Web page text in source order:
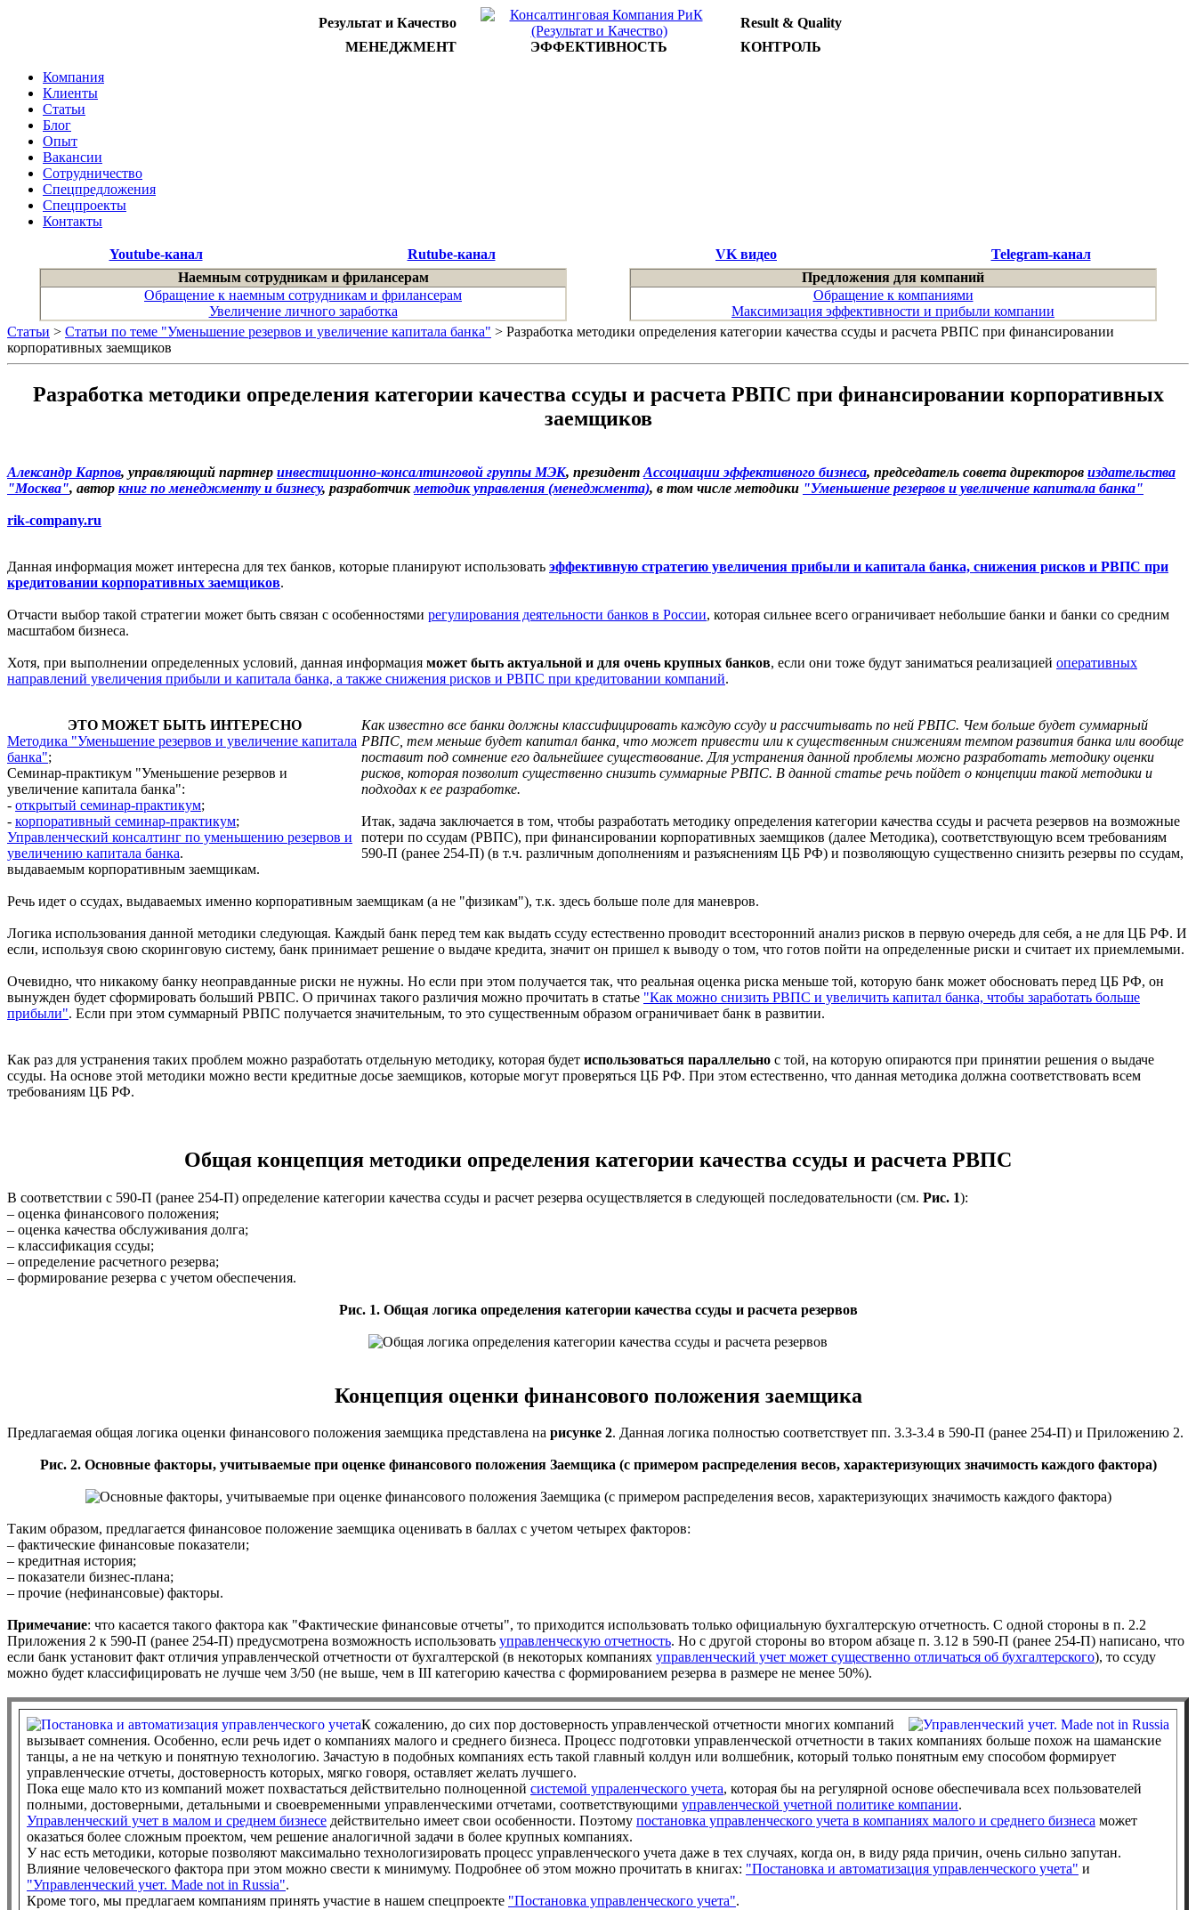
Результат и Качество
Result & Quality
МЕНЕДЖМЕНТ
ЭФФЕКТИВНОСТЬ
КОНТРОЛЬ
Компания
Клиенты
Статьи
Блог
Опыт
Вакансии
Сотрудничество
Спецпредложения
Спецпроекты
Контакты
Youtube-канал Rutube-канал VK видео
Telegram-канал
Наемным сотрудникам и фрилансерам
Обращение к наемным сотрудникам и фрилансерам
Увеличение личного заработка
Предложения для компаний
Обращение к компаниями
Максимизация эффективности и прибыли компании
Статьи > Статьи по теме "Уменьшение резервов и увеличение капитала банка" > Разработка методики определения категории качества ссуды и расчета РВПС при финансировании
корпоративных заемщиков
Разработка методики определения категории качества ссуды и расчета РВПС при финансировании корпоративных
заемщиков
Александр Карпов, управляющий партнер инвестиционно-консалтинговой группы МЭК, президент Ассоциации эффективного бизнеса, председатель совета директоров издательства
"Москва", автор книг по менеджменту и бизнесу, разработчикметодик управления (менеджмента), в том числе методики "Уменьшение резервов и увеличение капитала банка"
rik-company.ru
Данная информация может интересна для тех банков, которые планируют использовать эффективную стратегию увеличения прибыли и капитала банка, снижения рисков и РВПС при
кредитовании корпоративных заемщиков.
Отчасти выбор такой стратегии может быть связан с особенностями регулирования деятельности банков в России, которая сильнее всего ограничивает небольшие банки и банки со средним
масштабом бизнеса.
Хотя, при выполнении определенных условий, данная информация может быть актуальной и для очень крупных банков, если они тоже будут заниматься реализацией оперативных
направлений увеличения прибыли и капитала банка, а также снижения рисков и РВПС при кредитовании компаний.
ЭТО МОЖЕТ БЫТЬ ИНТЕРЕСНО
Методика "Уменьшение резервов и увеличение капитала
банка";
Семинар-практикум "Уменьшение резервов и
увеличение капитала банка":
- открытый семинар-практикум;
- корпоративный семинар-практикум;
Управленческий консалтинг по уменьшению резервов и
увеличению капитала банка.
Как известно все банки должны классифицировать каждую ссуду и рассчитывать по ней РВПС. Чем больше будет суммарный
РВПС, тем меньше будет капитал банка, что может привести или к существенным снижениям темпом развития банка или вообще
поставит под сомнение его дальнейшее существование. Для устранения данной проблемы можно разработать методику оценки
рисков, которая позволит существенно снизить суммарные РВПС. В данной статье речь пойдет о концепции такой методики и
подходах к ее разработке.
Итак, задача заключается в том, чтобы разработать методику определения категории качества ссуды и расчета резервов на возможные
потери по ссудам (РВПС), при финансировании корпоративных заемщиков (далее Методика), соответствующую всем требованиям
590-П (ранее 254-П) (в т.ч. различным дополнениям и разъяснениям ЦБ РФ) и позволяющую существенно снизить резервы по ссудам,
выдаваемым корпоративным заемщикам.
Речь идет о ссудах, выдаваемых именно корпоративным заемщикам (а не "физикам"), т.к. здесь больше поле для маневров.
Логика использования данной методики следующая. Каждый банк перед тем как выдать ссуду естественно проводит всесторонний анализ рисков в первую очередь для себя, а не для ЦБ РФ. И
если, используя свою скоринговую систему, банк принимает решение о выдаче кредита, значит он пришел к выводу о том, что готов пойти на определенные риски и считает их приемлемыми.
Очевидно, что никакому банку неоправданные риски не нужны. Но если при этом получается так, что реальная оценка риска меньше той, которую банк может обосновать перед ЦБ РФ, он
вынужден будет сформировать больший РВПС. О причинах такого различия можно прочитать в статье "Как можно снизить РВПС и увеличить капитал банка, чтобы заработать больше
прибыли". Если при этом суммарный РВПС получается значительным, то это существенным образом ограничивает банк в развитии.
Как раз для устранения таких проблем можно разработать отдельную методику, которая будет использоваться параллельно с той, на которую опираются при принятии решения о выдаче
ссуды. На основе этой методики можно вести кредитные досье заемщиков, которые могут проверяться ЦБ РФ. При этом естественно, что данная методика должна соответствовать всем
требованиям ЦБ РФ.
Общая концепция методики определения категории качества ссуды и расчета РВПС
В соответствии с 590-П (ранее 254-П) определение категории качества ссуды и расчет резерва осуществляется в следующей последовательности (см. Рис. 1):
– оценка финансового положения;
– оценка качества обслуживания долга;
– классификация ссуды;
– определение расчетного резерва;
– формирование резерва с учетом обеспечения.
Рис. 1. Общая логика определения категории качества ссуды и расчета резервов
Концепция оценки финансового положения заемщика
Предлагаемая общая логика оценки финансового положения заемщика представлена на рисунке 2. Данная логика полностью соответствует пп. 3.3-3.4 в 590-П (ранее 254-П) и Приложению 2.
Рис. 2. Основные факторы, учитываемые при оценке финансового положения Заемщика (с примером распределения весов, характеризующих значимость каждого фактора)
Таким образом, предлагается финансовое положение заемщика оценивать в баллах с учетом четырех факторов:
– фактические финансовые показатели;
– кредитная история;
– показатели бизнес-плана;
– прочие (нефинансовые) факторы.
Примечание: что касается такого фактора как "Фактические финансовые отчеты", то приходится использовать только официальную бухгалтерскую отчетность. С одной стороны в п. 2.2
Приложения 2 к 590-П (ранее 254-П) предусмотрена возможность использовать управленческую отчетность. Но с другой стороны во втором абзаце п. 3.12 в 590-П (ранее 254-П) написано, что
если банк установит факт отличия управленческой отчетности от бухгалтерской (в некоторых компаниях управленческий учет может существенно отличаться об бухгалтерского), то ссуду
можно будет классифицировать не лучше чем 3/50 (не выше, чем в III категорию качества с формированием резерва в размере не менее 50%).
К сожалению, до сих пор достоверность управленческой отчетности многих компаний
вызывает сомнения. Особенно, если речь идет о компаниях малого и среднего бизнеса. Процесс подготовки управленческой отчетности в таких компаниях больше похож на шаманские
танцы, а не на четкую и понятную технологию. Зачастую в подобных компаниях есть такой главный колдун или волшебник, который только понятным ему способом формирует
управленческие отчеты, достоверность которых, мягко говоря, оставляет желать лучшего.
Пока еще мало кто из компаний может похвастаться действительно полноценной системой упраленческого учета, которая бы на регулярной основе обеспечивала всех пользователей
полными, достоверными, детальными и своевременными управленческими отчетами, соответствующими управленческой учетной политике компании.
Управленческий учет в малом и среднем бизнесе действительно имеет свои особенности. Поэтому постановка управленческого учета в компаниях малого и среднего бизнеса может
оказаться более сложным проектом, чем решение аналогичной задачи в более крупных компаниях.
У нас есть методики, которые позволяют максимально технологизировать процесс управленческого учета даже в тех случаях, когда он, в виду ряда причин, очень сильно запутан.
Влияние человеческого фактора при этом можно свести к минимуму. Подробнее об этом можно прочитать в книгах: "Постановка и автоматизация управленческого учета" и
"Управленческий учет. Made not in Russia".
Кроме того, мы предлагаем компаниям принять участие в нашем спецпроекте "Постановка управленческого учета".